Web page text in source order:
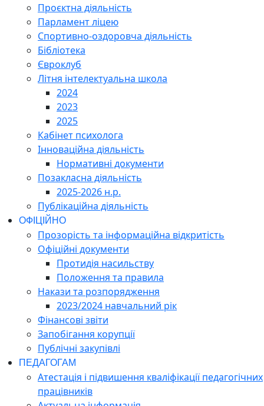
Проєктна діяльність
Парламент ліцею
Спортивно-оздоровча діяльність
Бібліотека
Євроклуб
Літня інтелектуальна школа
2024
2023
2025
Кабінет психолога
Інноваційна діяльність
Нормативні документи
Позакласна діяльність
2025-2026 н.р.
Публікаційна діяльність
ОФІЦІЙНО
Прозорість та інформаційна відкритість
Офіційні документи
Протидія насильству
Положення та правила
Накази та розпорядження
2023/2024 навчальний рік
Фінансові звіти
Запобігання корупції
Публічні закупівлі
ПЕДАГОГАМ
Атестація і підвишення кваліфікації педагогічних
працівників